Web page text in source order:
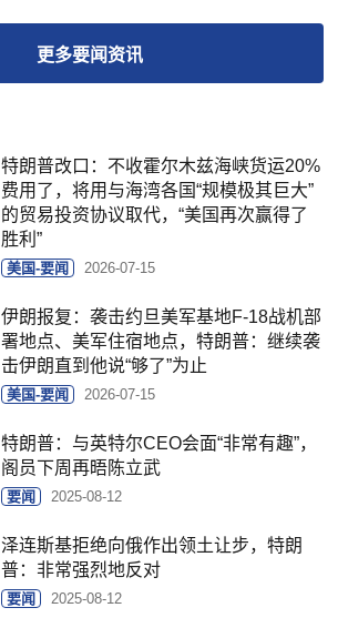
更多要闻资讯
特朗普改口：不收霍尔木兹海峡货运20%
费用了，将用与海湾各国“规模极其巨大”
的贸易投资协议取代，“美国再次赢得了
胜利”
美国-要闻 2026-07-15
伊朗报复：袭击约旦美军基地F-18战机部
署地点、美军住宿地点，特朗普：继续袭
击伊朗直到他说“够了”为止
美国-要闻 2026-07-15
特朗普：与英特尔CEO会面“非常有趣”，
阁员下周再晤陈立武
要闻 2025-08-12
泽连斯基拒绝向俄作出领土让步，特朗
普：非常强烈地反对
要闻 2025-08-12